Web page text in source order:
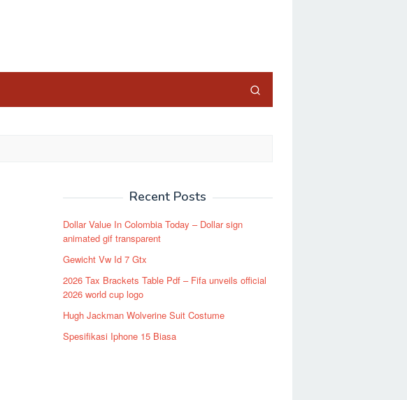
Recent Posts
Dollar Value In Colombia Today – Dollar sign
animated gif transparent
Gewicht Vw Id 7 Gtx
2026 Tax Brackets Table Pdf – Fifa unveils official
2026 world cup logo
Hugh Jackman Wolverine Suit Costume
Spesifikasi Iphone 15 Biasa